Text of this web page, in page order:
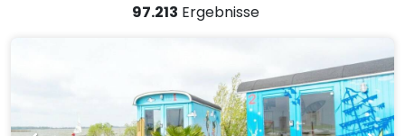
97.213 Ergebnisse